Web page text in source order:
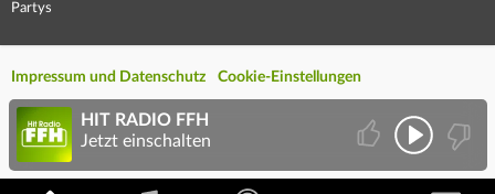
Partys
Impressum und Datenschutz Cookie-Einstellungen
HIT RADIO FFH
Jetzt einschalten